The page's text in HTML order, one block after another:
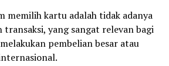
memilih kartu adalah tidak adanya
transaksi, yang sangat relevan bagi
pembelian besar atau